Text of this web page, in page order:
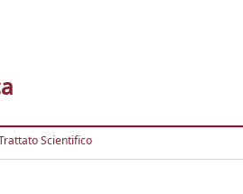
Scientifico